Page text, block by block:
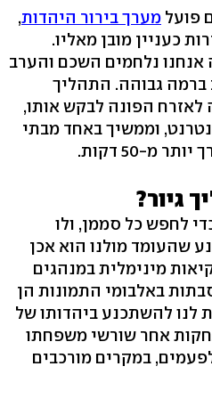
פועל מערך בירור היהדות,
כעניין מובן מאליו.
אנחנו נלחמים השכם והערב
ברמה גבוהה. התהליך
לאזרח הפונה לבקש אותו,
וממשיך באחד מבתי
מ-50 דקות.
גיור?
לחפש כל סממן, ולו
שהעומד מולנו הוא אכן
מינימלית במנהגים
באלבומי התמונות הן
לנו להשתכנע ביהדותו של
אחר שורשי משפחתו
במקרים מורכבים